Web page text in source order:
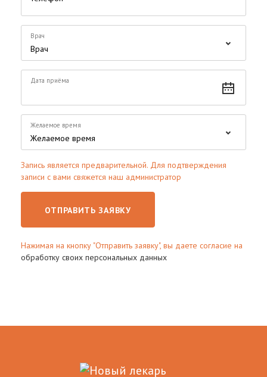
Врач
Дата приёма
Желаемое время
Запись является предварительной. Для подтверждения
записи с вами свяжется наш администратор
ОТПРАВИТЬ ЗАЯВКУ
Нажимая на кнопку "Отправить заявку", вы даете согласие на
обработку своих персональных данных